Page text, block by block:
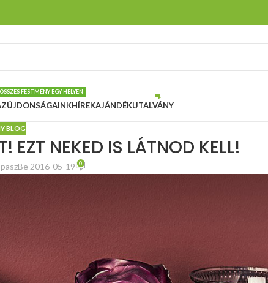
FESTMÉNY EGY HELYEN
ÚJDONSÁGAINKHÍREKAJÁNDÉKUTALVÁNY
BLOG
EZT NEKED IS LÁTNOD KELL!
Be 2016-05-19 0